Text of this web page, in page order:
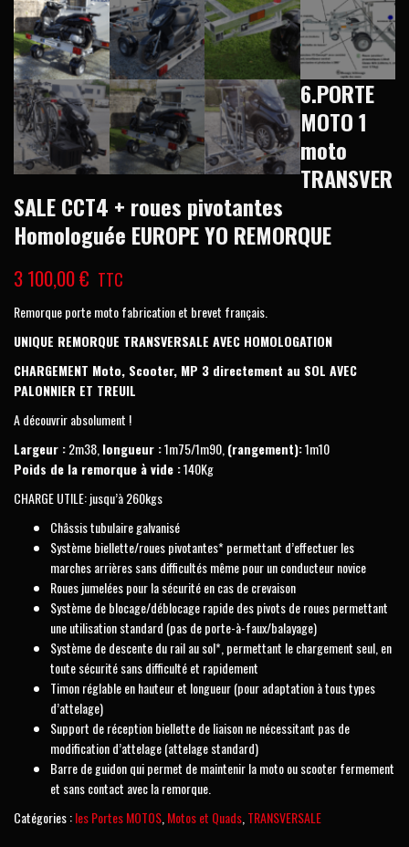
6.PORTE
MOTO 1
moto
TRANSVER
SALE CCT4 + roues pivotantes
Homologuée EUROPE YO REMORQUE
3 100,00€ TTC
Remorque porte moto fabrication et brevet français.
UNIQUE REMORQUE TRANSVERSALE AVEC HOMOLOGATION
CHARGEMENT Moto, Scooter, MP 3 directement au SOL AVEC
PALONNIER ET TREUIL
A découvrir absolument !
Largeur :2m38, longueur :1m75/1m90, (rangement):1m10
Poids de la remorque à vide :140Kg
CHARGE UTILE: jusqu’à 260kgs
Châssis tubulaire galvanisé
Système biellette/roues pivotantes* permettant d’effectuer les
marches arrières sans difficultés même pour un conducteur novice
Roues jumelées pour la sécurité en cas de crevaison
Système de blocage/déblocage rapide des pivots de roues permettant
une utilisation standard (pas de porte-à-faux/balayage)
Système de descente du rail au sol*, permettant le chargement seul, en
toute sécurité sans difficulté et rapidement
Timon réglable en hauteur et longueur (pour adaptation à tous types
d’attelage)
Support de réception biellette de liaison ne nécessitant pas de
modification d’attelage (attelage standard)
Barre de guidon qui permet de maintenir la moto ou scooter fermement
et sans contact avec la remorque.
Catégories :les Portes MOTOS Motos et Quads TRANSVERSALE